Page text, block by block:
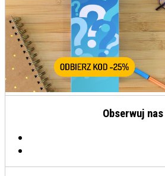
Obserwuj nas